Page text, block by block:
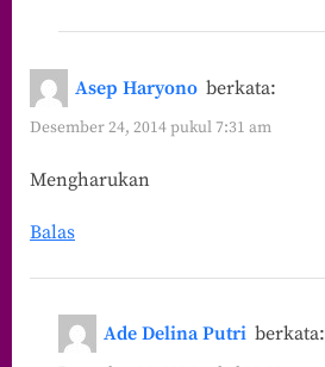
Asep Haryono berkata:
Desember 24, 2014 pukul 7:31 am
Mengharukan
Balas
Ade Delina Putri berkata: